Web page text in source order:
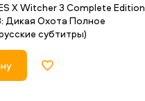
X Witcher 3 Complete Edition
Дикая Охота Полное
субтитры)